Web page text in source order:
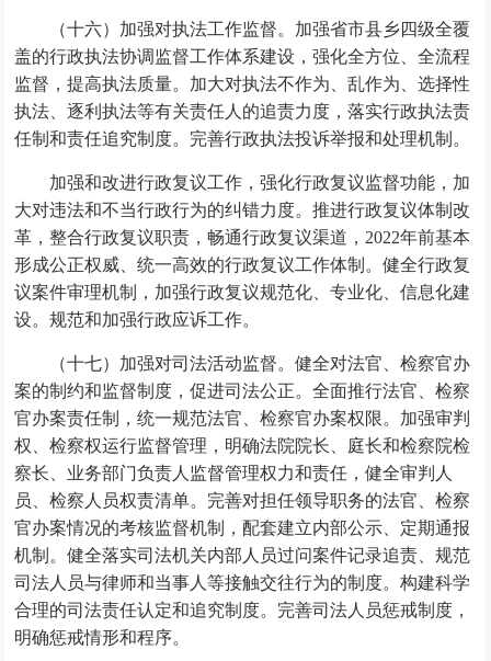
（十六）加强对执法工作监督。加强省市县乡四级全覆
盖的行政执法协调监督工作体系建设，强化全方位、全流程
监督，提高执法质量。加大对执法不作为、乱作为、选择性
执法、逐利执法等有关责任人的追责力度，落实行政执法责
任制和责任追究制度。完善行政执法投诉举报和处理机制。
加强和改进行政复议工作，强化行政复议监督功能，加
大对违法和不当行政行为的纠错力度。推进行政复议体制改
革，整合行政复议职责，畅通行政复议渠道，2022年前基本
形成公正权威、统一高效的行政复议工作体制。健全行政复
议案件审理机制，加强行政复议规范化、专业化、信息化建
设。规范和加强行政应诉工作。
（十七）加强对司法活动监督。健全对法官、检察官办
案的制约和监督制度，促进司法公正。全面推行法官、检察
官办案责任制，统一规范法官、检察官办案权限。加强审判
权、检察权运行监督管理，明确法院院长、庭长和检察院检
察长、业务部门负责人监督管理权力和责任，健全审判人
员、检察人员权责清单。完善对担任领导职务的法官、检察
官办案情况的考核监督机制，配套建立内部公示、定期通报
机制。健全落实司法机关内部人员过问案件记录追责、规范
司法人员与律师和当事人等接触交往行为的制度。构建科学
合理的司法责任认定和追究制度。完善司法人员惩戒制度，
明确惩戒情形和程序。